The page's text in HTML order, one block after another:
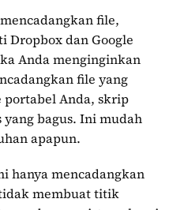
file,
Dropbox dan Google
Anda menginginkan
file yang
portabel Anda, skrip
bagus. Ini mudah
apapun.
hanya mencadangkan
membuat titik